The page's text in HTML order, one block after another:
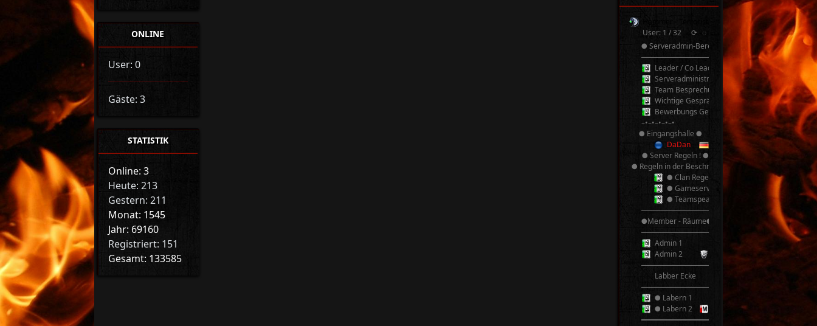
ONLINE
User: 0
Gäste: 3
STATISTIK
Online: 3
Heute: 213
Gestern: 211
Monat: 1545
Jahr: 69160
Registriert: 151
Gesamt: 133585
Hammer - Terroristen v2.0 TeamSpeak³
User: 1 / 32
⟳ ◌
● Serveradmin-Bereich ●
──────────
Leader / Co Leader
Serveradministrator
Team Besprechung
Wichtige Gespräche! Bitte nicht Stören!
Bewerbungs Gespräche
–•–•–•–•–•
● Eingangshalle ●
DaDan
● Server Regeln ! ●
● Regeln in der Beschreibung ●
● Clan Regeln ●
● Gameserver Regeln ●
● Teamspeak 3 Regeln ●
──────────
●Member - Räume●
──────────
Admin 1
Admin 2
──────────
Labber Ecke
──────────
● Labern 1
● Labern 2
══════════